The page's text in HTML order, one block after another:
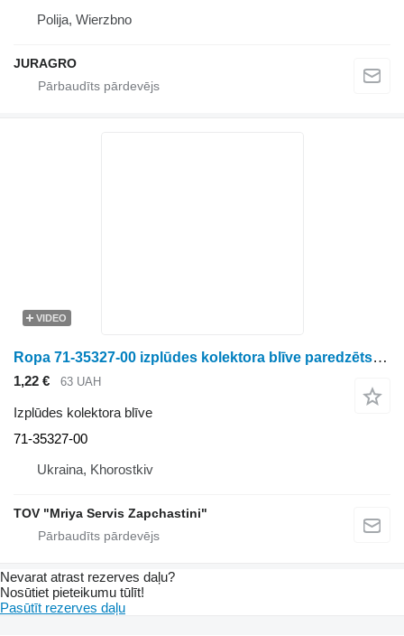
Polija, Wierzbno
JURAGRO
VIDEO
Ropa 71-35327-00 izplūdes kolektora blīve paredzēts biešu kombaina
1,22 € 63 UAH
Izplūdes kolektora blīve
71-35327-00
Ukraina, Khorostkiv
TOV "Mriya Servis Zapchastini"
Nevarat atrast rezerves daļu?
Nosūtiet pieteikumu tūlīt!
Pasūtīt rezerves daļu